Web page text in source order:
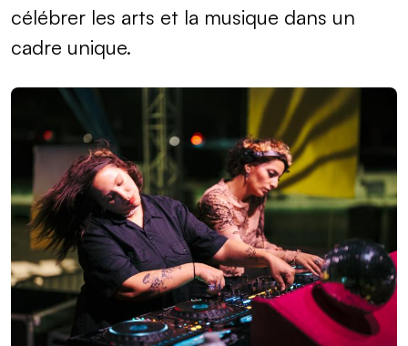
célébrer les arts et la musique dans un
cadre unique.